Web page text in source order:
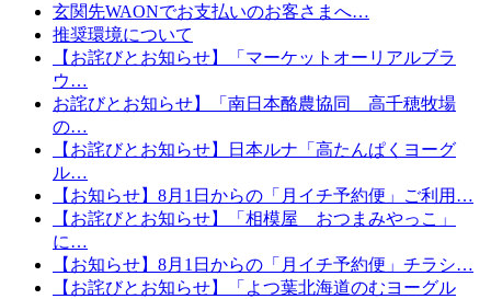
玄関先WAONでお支払いのお客さまへ…
推奨環境について
【お詫びとお知らせ】「マーケットオーリアルブラ
ウ…
お詫びとお知らせ】「南日本酪農協同 高千穂牧場
の…
【お詫びとお知らせ】日本ルナ「高たんぱくヨーグ
ル…
【お知らせ】8月1日からの「月イチ予約便」ご利用…
【お詫びとお知らせ】「相模屋 おつまみやっこ」
に…
【お知らせ】8月1日からの「月イチ予約便」チラシ…
【お詫びとお知らせ】「よつ葉北海道のむヨーグル